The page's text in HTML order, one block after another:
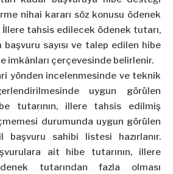
nihai kararı söz konusu ödenek
İllere tahsis edilecek ödenek tutarı,
başvuru sayısı ve talep edilen hibe
imkânları çerçevesinde belirlenir.
yönden incelenmesinde ve teknik
uygun görülen
tutarının, illere tahsis edilmiş
durumunda uygun görülen
başvuru sahibi listesi hazırlanır.
ait hibe tutarının, illere
tutarından fazla olması